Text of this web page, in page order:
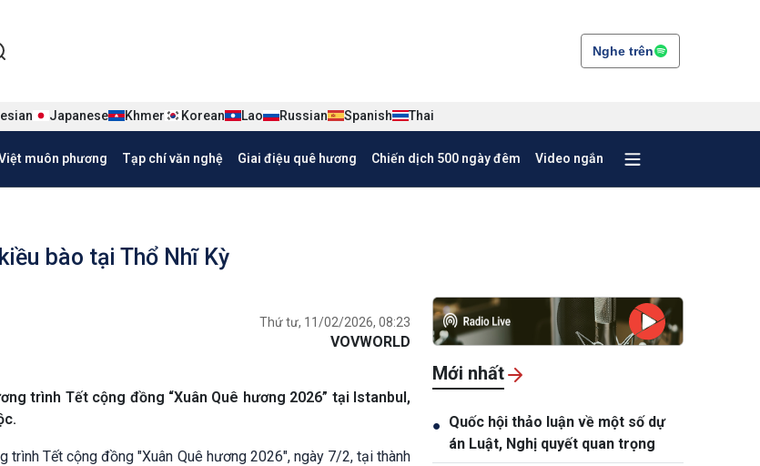
Việt Nghe trên
Japanese Khmer Korean Lao Russian Spanish Thai
muôn phương Tạp chí văn nghệ Giai điệu quê hương Chiến dịch 500 ngày đêm Video ngắn
bào tại Thổ Nhĩ Kỳ
Thứ tư, 11/02/2026, 08:23
VOVWORLD
trình Tết cộng đồng “Xuân Quê hương 2026” tại Istanbul,
Tết cộng đồng "Xuân Quê hương 2026", ngày 7/2, tại thành
Mới nhất
● Quốc hội thảo luận về một số dự
án Luật, Nghị quyết quan trọng